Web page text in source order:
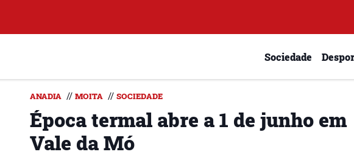
Sociedade
ANADIA // MOITA // SOCIEDADE
Época termal abre a 1 de junho em
Vale da Mó